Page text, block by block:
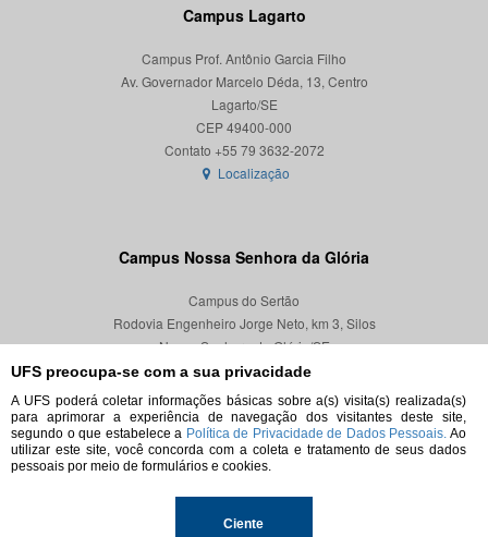
UFS preocupa-se com a sua privacidade
A UFS poderá coletar informações básicas sobre a(s) visita(s) realizada(s)
para aprimorar a experiência de navegação dos visitantes deste site,
segundo o que estabelece a Política de Privacidade de Dados Pessoais. Ao
utilizar este site, você concorda com a coleta e tratamento de seus dados
pessoais por meio de formulários e cookies.
Ciente
Campus Lagarto
Campus Prof. Antônio Garcia Filho
Av. Governador Marcelo Déda, 13, Centro
Lagarto/SE
CEP 49400-000
Localização
Campus Nossa Senhora da Glória
Campus do Sertão
Rodovia Engenheiro Jorge Neto, km 3, Silos
Nossa Senhora da Glória/SE
CEP 49680-000
Localização
© 2026. Todos os direitos reservados.